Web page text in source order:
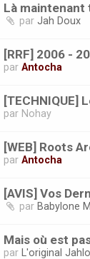
Là maintenant
parJah Doux
[RRF] 2006 -
parAntocha
[TECHNIQUE]
par Nohay
[WEB] Roots
parAntocha
[AVIS] Vos
par Babylone
Mais où est
par L'original